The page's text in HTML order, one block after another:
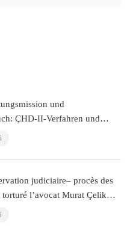
und
ÇHD-II-Verfahren und
Ünsal (Istanbul, Türkei)
judiciaire– procès des
l’avocat Murat Çelik